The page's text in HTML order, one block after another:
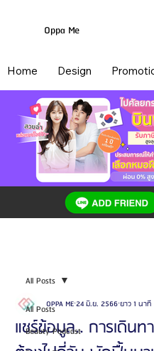
Oppa Me
Home Design
All Posts
Beauty Podcast
All Posts
แชร์ข้อมูล.. การเดินท
OPPA ME24 มิ.ย. 2566ยาว 1 นาที